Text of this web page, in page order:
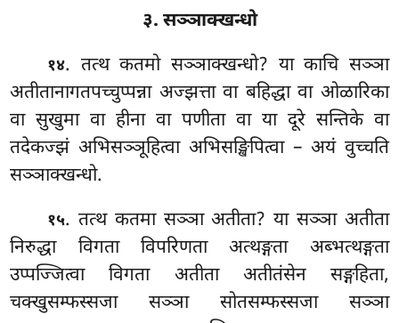
३. सञ्ञाक्खन्धो
१४. तत्थकतमो सञ्ञाक्खन्धो? या काचि सञ्ञा
अतीतानागतपच्चुप्पन्ना अज्झत्ता वा बहिद्धा वा ओळारिका
वा सुखुमा वा हीना वा पणीता वा या दूरे सन्तिके वा
तदेकज्झं अभिसञ्ञूहित्वा अभिसङ्खिपित्वा – अयं वुच्चति
सञ्ञाक्खन्धो.
१५. तत्थ कतमा सञ्ञा अतीता? या सञ्ञा अतीता
निरुद्धा विगता विपरिणता अत्थङ्गता अब्भत्थङ्गता
उप्पज्जित्वा विगता अतीता अतीतंसेन सङ्गहिता,
चक्खुसम्फस्सजा सञ्ञा सोतसम्फस्सजा सञ्ञा